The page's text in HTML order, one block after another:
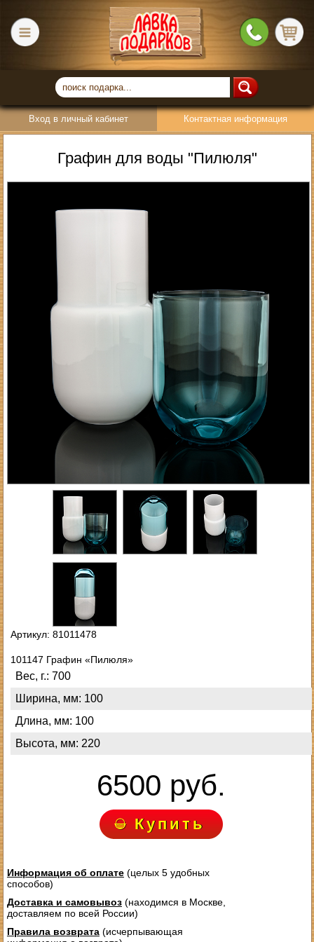
Вход в личный кабинет Контактная информация
Графин для воды "Пилюля"
Артикул: 81011478
101147 Графин «Пилюля»
Вес, г.: 700
Ширина, мм: 100
Длина, мм: 100
Высота, мм: 220
6500 руб.
Купить
Информация об оплате(целых 5 удобных
способов)
Доставка и самовывоз(находимся в Москве,
доставляем по всей России)
Правила возврата(исчерпывающая